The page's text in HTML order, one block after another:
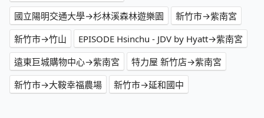
國立陽明交通大學→杉林溪森林遊樂園
新竹市→紫南宮
新竹市→竹山
EPISODE Hsinchu - JDV by Hyatt→紫南宮
遠東巨城購物中心→紫南宮
特力屋 新竹店→紫南宮
新竹市→大鞍幸福農場
新竹市→延和國中